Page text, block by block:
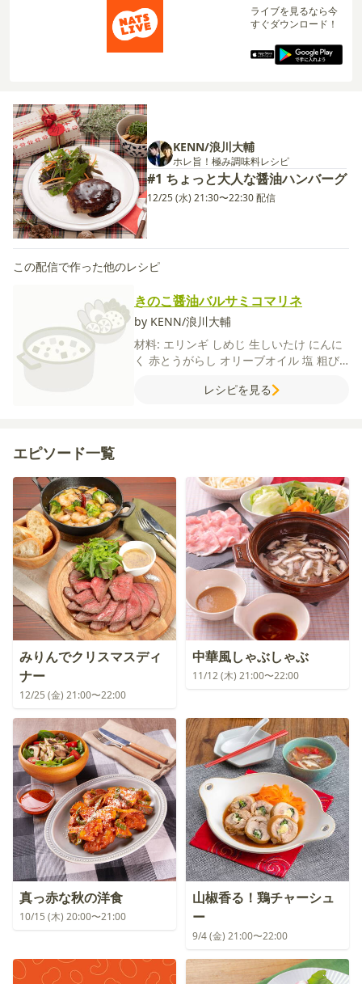
ライブを見るなら今
すぐダウンロード！
KENN/浪川大輔
ホレ旨！極み調味料レシピ
#1 ちょっと大人な醤油ハンバーグ
12/25 (水) 21:30〜22:30 配信
この配信で作った他のレシピ
きのこ醤油バルサミコマリネ
by KENN/浪川大輔
材料: エリンギ しめじ 生しいたけ にんに
く 赤とうがらし オリーブオイル 塩 粗び
みりんバルサミコ酢
レシピを見る
エピソード一覧
みりんでクリスマスディ
ナー
12/25 (金) 21:00〜22:00
中華風しゃぶしゃぶ
11/12 (木) 21:00〜22:00
真っ赤な秋の洋食
10/15 (木) 20:00〜21:00
山椒香る！鶏チャーシュ
ー
9/4 (金) 21:00〜22:00